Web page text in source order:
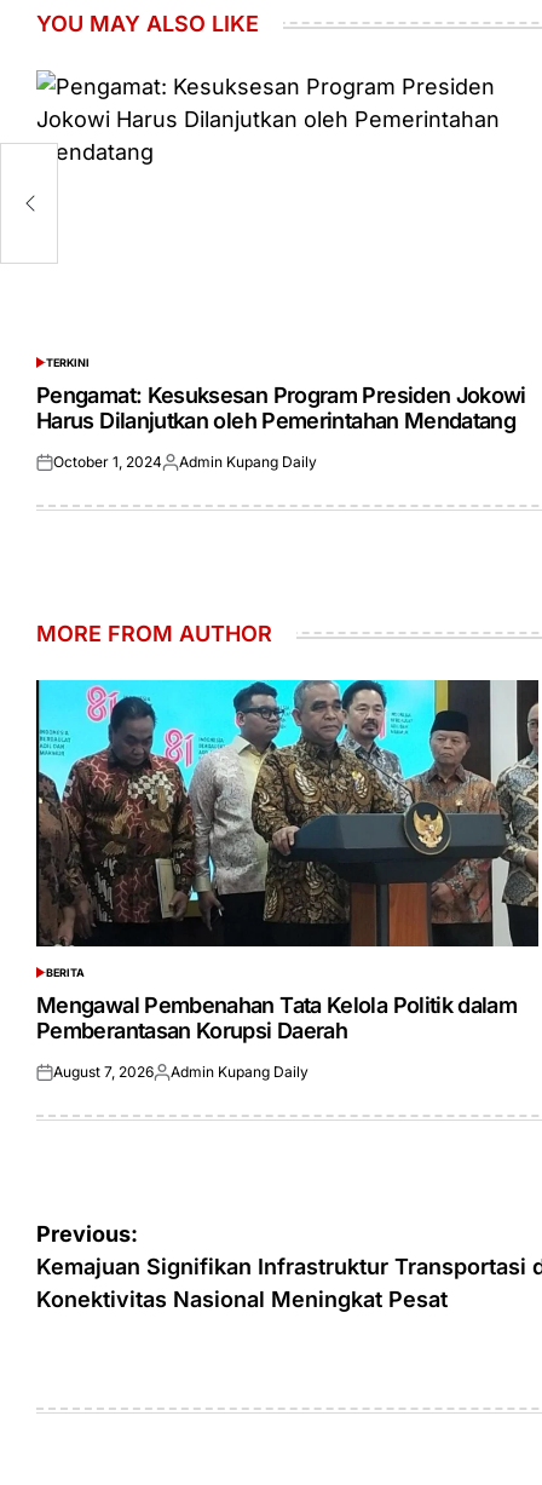
YOU MAY ALSO LIKE
POSTED
IN
TERKINI
Pengamat: Kesuksesan Program Presiden Jokowi
Harus Dilanjutkan oleh Pemerintahan Mendatang
Posted
October 1, 2024Posted
Admin Kupang Daily
MORE FROM AUTHOR
POSTED
IN
BERITA
Mengawal Pembenahan Tata Kelola Politik dalam
Pemberantasan Korupsi Daerah
Posted
August 7, 2026Posted
Admin Kupang Daily
Post
navigation
Previous:
Kemajuan Signifikan Infrastruktur Transportasi
Konektivitas Nasional Meningkat Pesat